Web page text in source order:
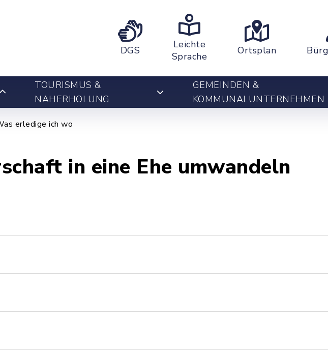
DGS
Leichte
Sprache
Ortsplan
TOURISMUS &
NAHERHOLUNG
GEMEINDEN &
KOMMUNALUNTERNEHMEN
erledige ich wo
in eine Ehe umwandeln